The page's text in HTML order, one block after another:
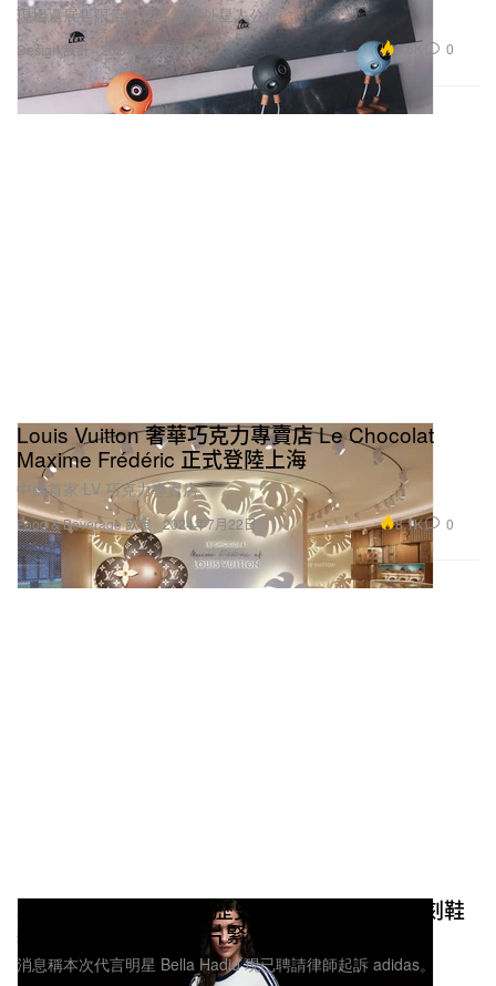
Design 設計
現場還展售限量版聯名音響外星人公仔。
2024年7月22日 3.6K 0
Food & Beverage 飲食
Louis Vuitton 奢華巧克力專賣店 Le Chocolat
Maxime Frédéric 正式登陸上海
中國首家 LV 巧克力專賣店。
2024年7月22日 8.1K 0
adidas 誤踩以巴兩國歷史爭議事件，經典復刻鞋
款 SL72 最新形象大片緊急下架
消息稱本次代言明星 Bella Hadid 現已聘請律師起訴 adidas。